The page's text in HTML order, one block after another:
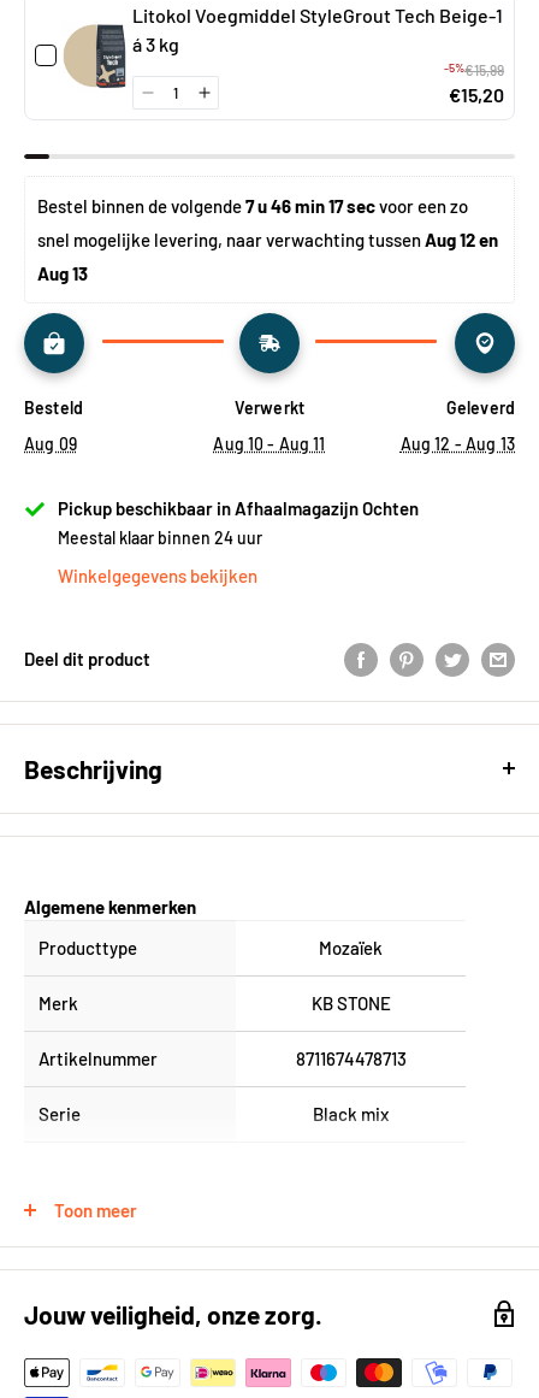
Litokol Voegmiddel StyleGrout Tech Beige-1
á 3 kg
-5%€15,99
€15,20
Bestel binnen de volgende 7 u 46 min 16 sec voor een zo
snel mogelijke levering, naar verwachting tussen Aug 12 en
Aug 13
Besteld
Aug 09
Verwerkt
Aug 10 - Aug 11
Geleverd
Aug 12 - Aug 13
Pickup beschikbaar in Afhaalmagazijn Ochten
Meestal klaar binnen 24 uur
Winkelgegevens bekijken
Deel dit product
Beschrijving
Mozaïek Black mix 29.5 x 29.5 cm la.151
Algemene kenmerken
Producttype
Mozaïek
Merk KB STONE
Artikelnummer 8711674478713
Serie Black mix
Toon meer
Jouw veiligheid, onze zorg.